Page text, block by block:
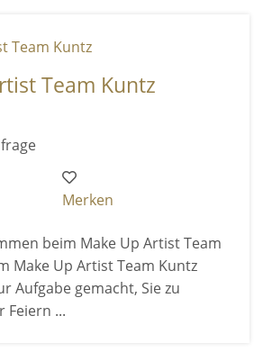
Team Kuntz
Merken
beim Make Up Artist Team
Make Up Artist Team Kuntz
Aufgabe gemacht, Sie zu
Feiern ...